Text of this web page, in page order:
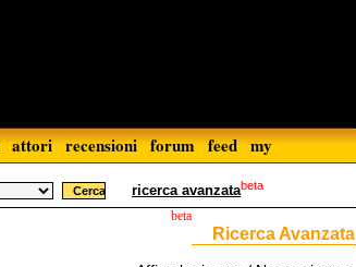
attori recensioni forum feed my
ricerca avanzatabeta
Ricerca Avanzata
beta